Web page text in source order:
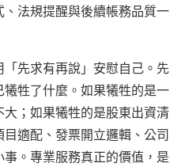
法規提醒與後續帳務品質一
先求有再說」安慰自己。先
牲了什麼。如果犧牲的是一
；如果犧牲的是股東出資清
適配、發票開立邏輯、公司
。專業服務真正的價值，是